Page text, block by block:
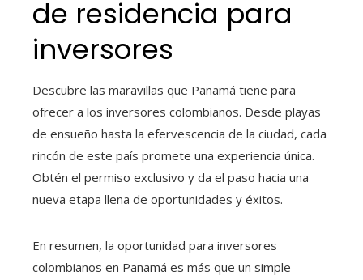
de residencia para
inversores
Descubre las maravillas que Panamá tiene para
ofrecer a los inversores colombianos. Desde playas
de ensueño hasta la efervescencia de la ciudad, cada
rincón de este país promete una experiencia única.
Obtén el permiso exclusivo y da el paso hacia una
nueva etapa llena de oportunidades y éxitos.
En resumen, la oportunidad para inversores
colombianos en Panamá es más que un simple